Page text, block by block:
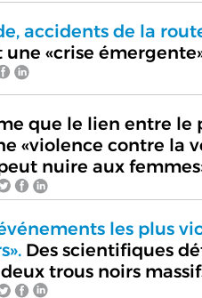
accidents de la
«crise
que le lien entre
«violence contre la
nuire aux
les plus
Des scientifiques
trous noirs